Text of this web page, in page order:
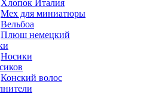
Хлопок Италия
Мех для миниатюры
Вельбоа
Плюш немецкий
Носики
Конский волос